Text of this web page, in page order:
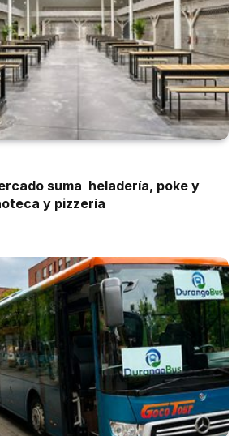
suma heladería, poke y
y pizzería